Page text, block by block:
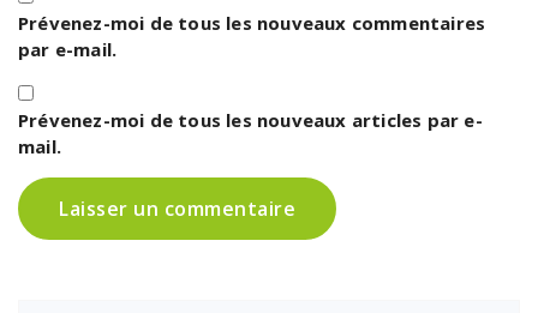
Prévenez-moi de tous les nouveaux commentaires
par e-mail.
Prévenez-moi de tous les nouveaux articles par e-
mail.